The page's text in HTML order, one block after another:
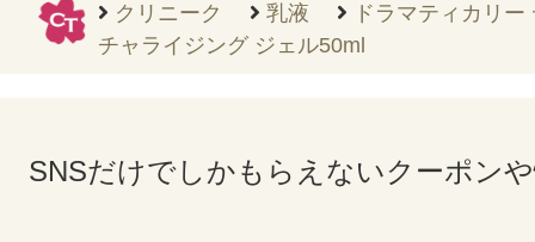
クリニーク 乳液
ドラマティカリ
チャライジング ジェル50ml
SNSだけでしかもらえないクーポン